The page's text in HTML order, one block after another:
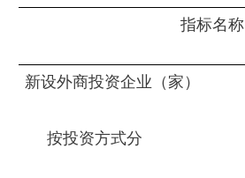
指标名称
新设外商投资企业（家）
按投资方式分